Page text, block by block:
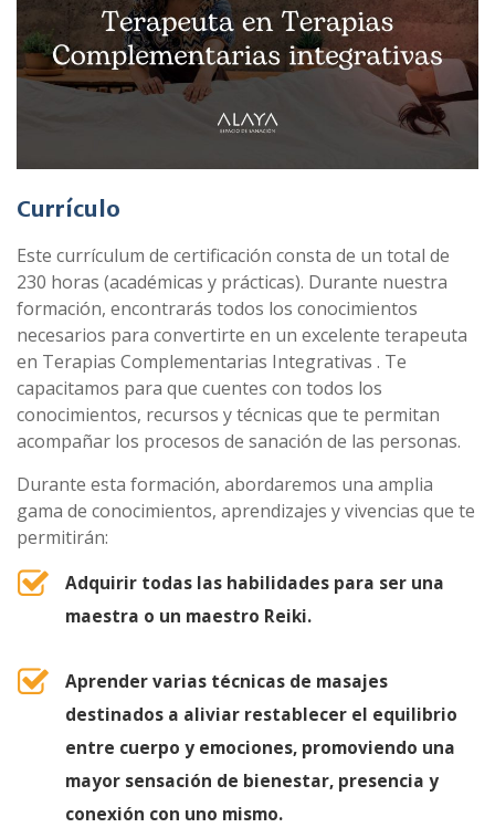
Currículo
Este currículum de certificación consta de un total de
230 horas (académicas y prácticas). Durante nuestra
formación, encontrarás todos los conocimientos
necesarios para convertirte en un excelente terapeuta
en Terapias Complementarias Integrativas . Te
capacitamos para que cuentes con todos los
conocimientos, recursos y técnicas que te permitan
acompañar los procesos de sanación de las personas.
Durante esta formación, abordaremos una amplia
gama de conocimientos, aprendizajes y vivencias que te
permitirán:
Adquirir todas las habilidades para ser una
maestra o un maestro Reiki.
Aprender varias técnicas de masajes
destinados a aliviar restablecer el equilibrio
entre cuerpo y emociones, promoviendo una
mayor sensación de bienestar, presencia y
conexión con uno mismo.